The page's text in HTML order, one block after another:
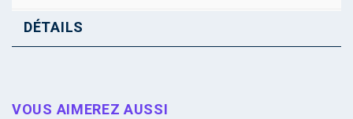
DÉTAILS
VOUS AIMEREZ AUSSI